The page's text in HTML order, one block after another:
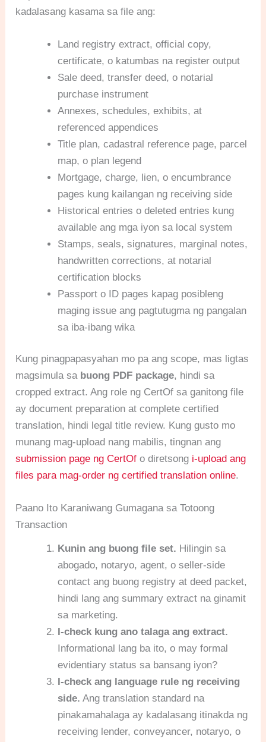
kadalasang kasama sa file ang:
Land registry extract, official copy,
certificate, o katumbas na register output
Sale deed, transfer deed, o notarial
purchase instrument
Annexes, schedules, exhibits, at
referenced appendices
Title plan, cadastral reference page, parcel
map, o plan legend
Mortgage, charge, lien, o encumbrance
pages kung kailangan ng receiving side
Historical entries o deleted entries kung
available ang mga iyon sa local system
Stamps, seals, signatures, marginal notes,
handwritten corrections, at notarial
certification blocks
Passport o ID pages kapag posibleng
maging issue ang pagtutugma ng pangalan
sa iba-ibang wika
Kung pinagpapasyahan mo pa ang scope, mas ligtas
magsimula sa buong PDF package, hindi sa
cropped extract. Ang role ng CertOf sa ganitong file
ay document preparation at complete certified
translation, hindi legal title review. Kung gusto mo
munang mag-upload nang mabilis, tingnan ang
submission page ng CertOf o diretsong i-upload ang
files para mag-order ng certified translation online.
Paano Ito Karaniwang Gumagana sa Totoong
Transaction
Kunin ang buong file set. Hilingin sa
abogado, notaryo, agent, o seller-side
contact ang buong registry at deed packet,
hindi lang ang summary extract na ginamit
sa marketing.
I-check kung ano talaga ang extract.
Informational lang ba ito, o may formal
evidentiary status sa bansang iyon?
I-check ang language rule ng receiving
side. Ang translation standard na
pinakamahalaga ay kadalasang itinakda ng
receiving lender, conveyancer, notaryo, o